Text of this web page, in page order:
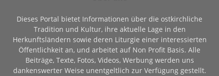
Dieses Portal bietet Informationen über die ostkirchliche
Tradition und Kultur, ihre aktuelle Lage in den
Herkunftsländern sowie deren Liturgie einer interessierten
Öffentlichkeit an, und arbeitet auf Non Profit Basis. Alle
Beiträge, Texte, Fotos, Videos, Werbung werden uns
dankenswerter Weise unentgeltlich zur Verfügung gestellt.